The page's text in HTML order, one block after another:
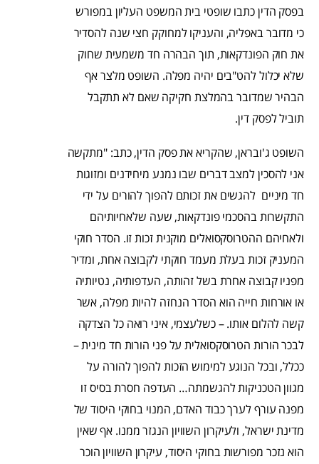
בפסק הדין כתבו שופטי בית המשפט העליון במפורש
כי מדובר באפליה, והעניקו למחוקק חצי שנה להסדיר
את חוק הפונדקאות, תוך הבהרה חד משמעית שחוק
שלא יכלול להט"בים יהיה מפלה. השופט מלצר אף
הבהיר שמדובר בהמלצת חקיקה שאם לא תתקבל
תוביל לפסק דין.
השופט ג'ובראן, שהקריא את פסק הדין, כתב: "מתקשה
אני להסכין למצב דברים שבו נמנע מיחידנים ומזוגות
חד מיניים להגשים את זכותם להפוך להורים על ידי
התקשרות בהסכמי פונדקאות, שעה שלאחיותיהם
ולאחיהם ההטרוסקסואלים מוקנית זכות זו. הסדר חוקי
המעניק זכות בעלת מעמד חוקתי לקבוצה אחת, ומדיר
מפניו קבוצה אחרת בשל זהותה, העדפותיה, נטיותיה
או אורחות חייה הוא הסדר הנחזה להיות מפלה, אשר
קשה להלום אותו. – כשלעצמי, איני רואה כל הצדקה
לבכר הורות הטרוסקסואלית על פני הורות חד מינית –
ככלל, ובכל הנוגע למימוש הזכות להפוך להורה על
מגוון הטכניקות להגשמתה… העדפה חסרת בסיס זו
מפנה עורף לערך כבוד האדם, המנוי בחוקי היסוד של
מדינת ישראל, ולעיקרון השוויון הנגזר ממנו. אף שאין
הוא נזכר מפורשות בחוקי היסוד, עיקרון השוויון הוכר